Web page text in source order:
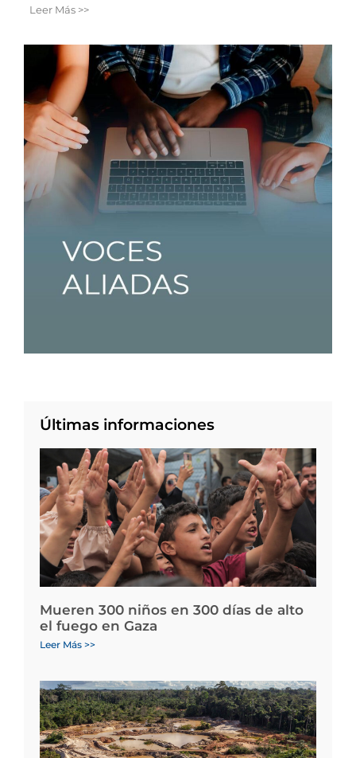
Leer Más >>
Últimas informaciones
Mueren 300 niños en 300 días de alto
el fuego en Gaza
Leer Más >>